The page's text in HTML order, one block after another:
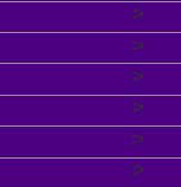
>
>
>
>
>
>